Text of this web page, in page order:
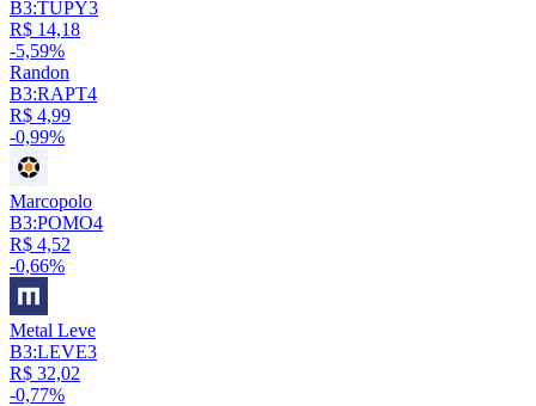
B3:TUPY3
R$ 14,18
-5,59%
Randon
B3:RAPT4
R$ 4,99
-0,99%
Marcopolo
B3:POMO4
R$ 4,52
-0,66%
Metal Leve
B3:LEVE3
R$ 32,02
-0,77%